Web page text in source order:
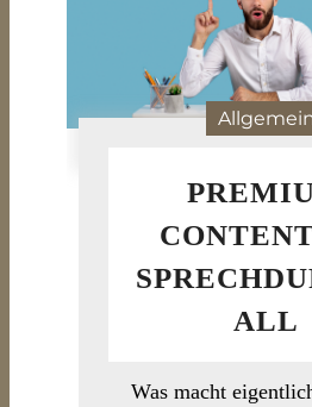
ALL
Was macht eigentlich Premium